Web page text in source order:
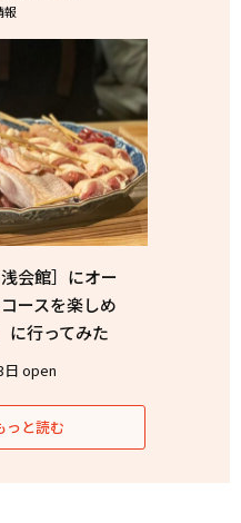
報
会館］にオー
ースを楽しめ
に行ってみた
日 open
っと読む